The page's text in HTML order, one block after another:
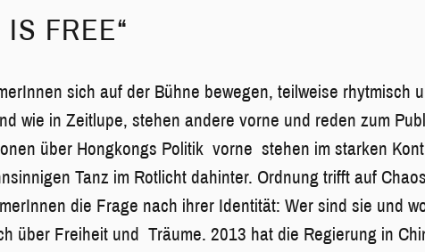
IS FREE“
sich auf der Bühne bewegen, teilweise rhytmisch
wie in Zeitlupe, stehen andere vorne und reden zum
über Hongkongs Politik vorne stehen im starken
Tanz im Rotlicht dahinter. Ordnung trifft auf
die Frage nach ihrer Identität: Wer sind sie und
über Freiheit und Träume. 2013 hat die Regierung in